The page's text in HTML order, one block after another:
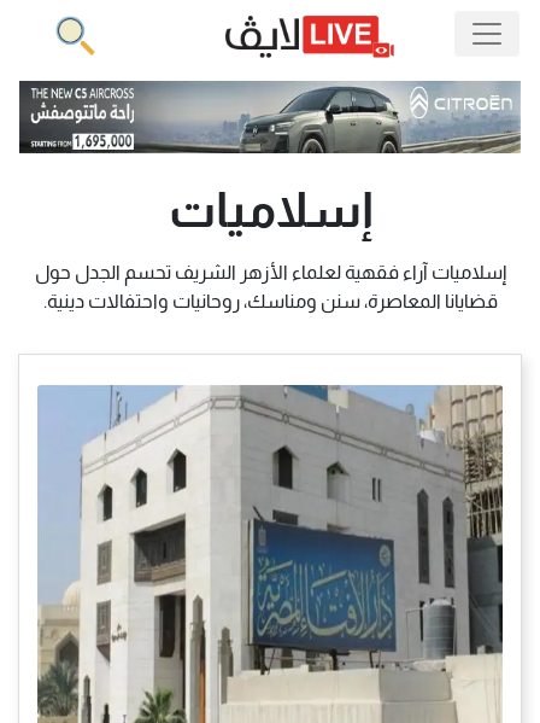
إسلاميات
إسلاميات آراء فقهية لعلماء الأزهر الشريف تحسم الجدل حول
قضايانا المعاصرة، سنن ومناسك، روحانيات واحتفالات دينية.